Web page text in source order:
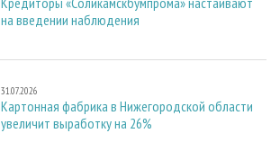
на введении наблюдения
31.07.2026
Картонная фабрика в Нижегородской области
увеличит выработку на 26%